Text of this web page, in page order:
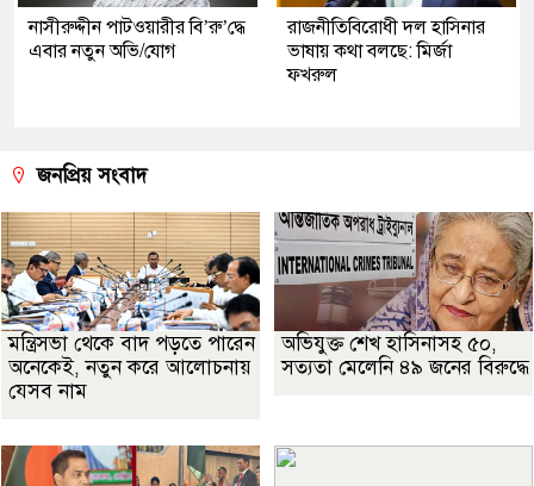
নাসীরুদ্দীন পাটওয়ারীর বি’রু’দ্ধে
এবার নতুন অভি/যোগ
রাজনীতিবিরোধী দল হাসিনার
ভাষায় কথা বলছে: মির্জা
ফখরুল
জনপ্রিয় সংবাদ
মন্ত্রিসভা থেকে বাদ পড়তে পারেন
অনেকেই, নতুন করে আলোচনায়
যেসব নাম
অভিযুক্ত শেখ হাসিনাসহ ৫০,
সত্যতা মেলেনি ৪৯ জনের বিরুদ্ধে